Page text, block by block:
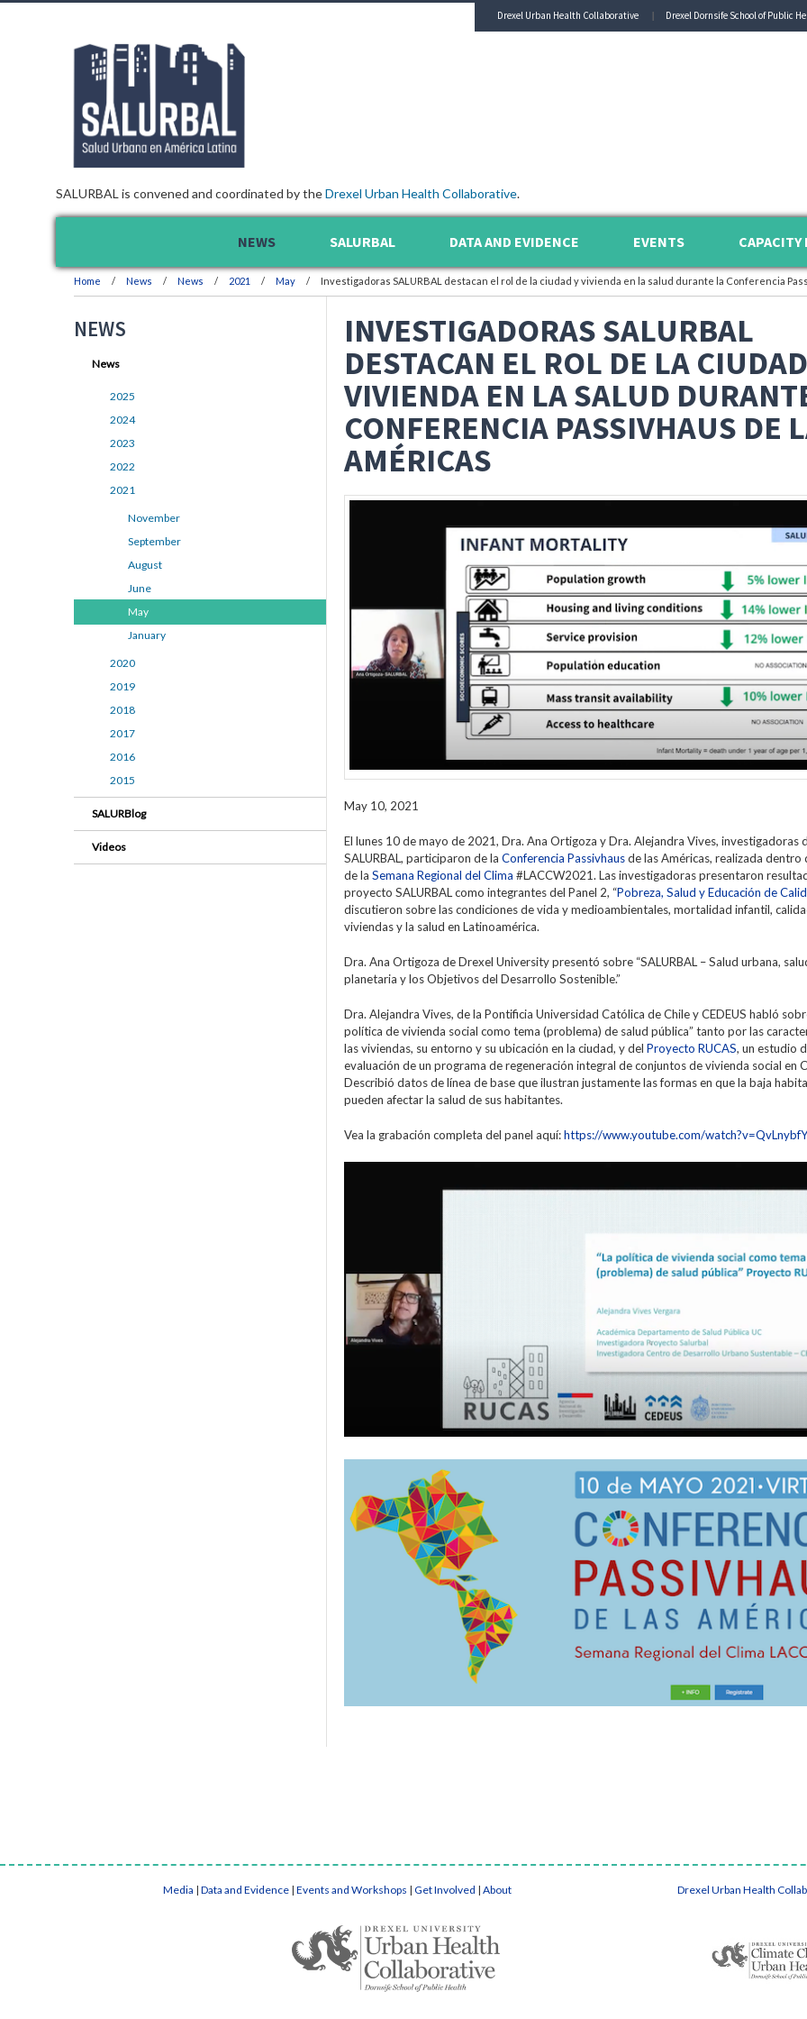
SALURBAL is convened and coordinated by theDrexel Urban Health Collaborative.
Drexel Urban Health Collaborative Drexel Dornsife School of Public
NEWS SALURBAL DATA AND EVIDENCE EVENTS
Home News News 2021 May Investigadoras SALURBAL destacan el rol de la ciudad y vivienda en la salud durante la Conferencia
INVESTIGADORAS SALURBAL
DESTACAN EL ROL DE LA
VIVIENDA EN LA SALUD
CONFERENCIA PASSIVHAUS DE
AMÉRICAS
May 10, 2021
El lunes 10 de mayo de 2021, Dra. Ana Ortigoza y Dra. Alejandra Vives, investigadoras
SALURBAL, participaron de la Conferencia Passivhausde las Américas, realizada dentro
de la Semana Regional del Clima #LACCW2021. Las investigadoras presentaron
proyecto SALURBAL como integrantes del Panel 2, “Pobreza, Salud y Educación de
discutieron sobre las condiciones de vida y medioambientales, mortalidad infantil,
viviendas y la salud en Latinoamérica.
Dra. Ana Ortigoza de Drexel University presentó sobre “SALURBAL – Salud urbana,
planetaria y los Objetivos del Desarrollo Sostenible.”
Dra. Alejandra Vives, de la Pontificia Universidad Católica de Chile y CEDEUS habló
política de vivienda social como tema (problema) de salud pública” tanto por las
las viviendas, su entorno y su ubicación en la ciudad, y del Proyecto RUCAS, un estudio
evaluación de un programa de regeneración integral de conjuntos de vivienda social en
Describió datos de línea de base que ilustran justamente las formas en que la baja
pueden afectar la salud de sus habitantes.
Vea la grabación completa del panel aquí:https://www.youtube.com/
NEWS
News
2025
2024
2023
2022
2021
November
September
August
June
May
January
2020
2019
2018
2017
2016
2015
SALURBlog
Videos
Media | Data and Evidence | Events and Workshops | Get Involved | About Drexel Urban Health